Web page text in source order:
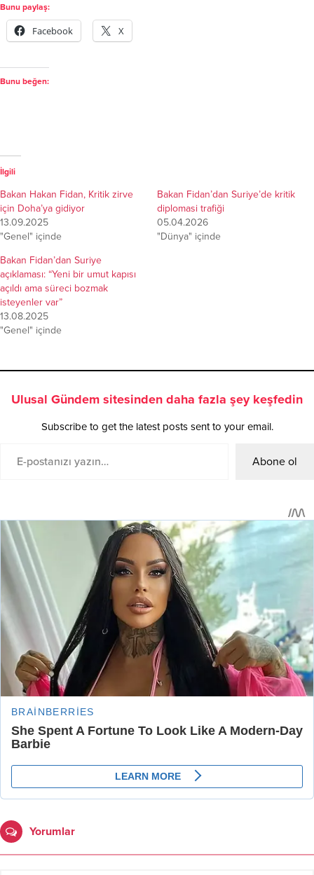
Bunu paylaş:
Facebook X
Bunu beğen:
İlgili
Bakan Hakan Fidan, Kritik zirve
için Doha’ya gidiyor
13.09.2025
"Genel" içinde
Bakan Fidan’dan Suriye’de kritik
diplomasi trafiği
05.04.2026
"Dünya" içinde
Bakan Fidan’dan Suriye
açıklaması: “Yeni bir umut kapısı
açıldı ama süreci bozmak
isteyenler var”
13.08.2025
"Genel" içinde
Ulusal Gündem sitesinden daha fazla şey keşfedin
Subscribe to get the latest posts sent to your email.
Abone ol
Yorumlar